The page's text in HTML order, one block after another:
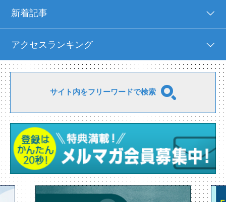
新着記事
アクセスランキング
サイト内をフリーワードで検索